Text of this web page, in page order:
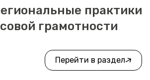
практики
грамотности
Перейти в раздел